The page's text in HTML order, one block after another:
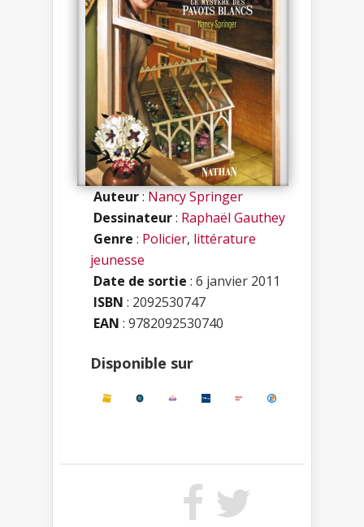
Auteur:Nancy Springer
Dessinateur: Raphaël Gauthey
Genre : Policier, littérature
jeunesse
Date de sortie : 6 janvier 2011
ISBN : 2092530747
EAN : 9782092530740
Disponible sur